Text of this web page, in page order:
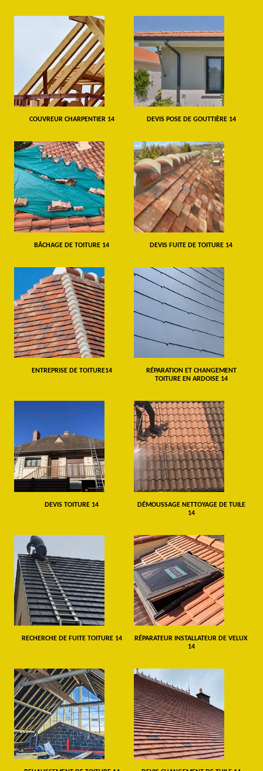
COUVREUR CHARPENTIER 14 DEVIS POSE DE GOUTTIÈRE 14
BÂCHAGE DE TOITURE 14 DEVIS FUITE DE TOITURE 14
ENTREPRISE DE TOITURE14
RÉPARATION ET CHANGEMENT
TOITURE EN ARDOISE 14
DEVIS TOITURE 14
DÉMOUSSAGE NETTOYAGE DE TUILE
14
RECHERCHE DE FUITE TOITURE 14
RÉPARATEUR INSTALLATEUR DE VELUX
14